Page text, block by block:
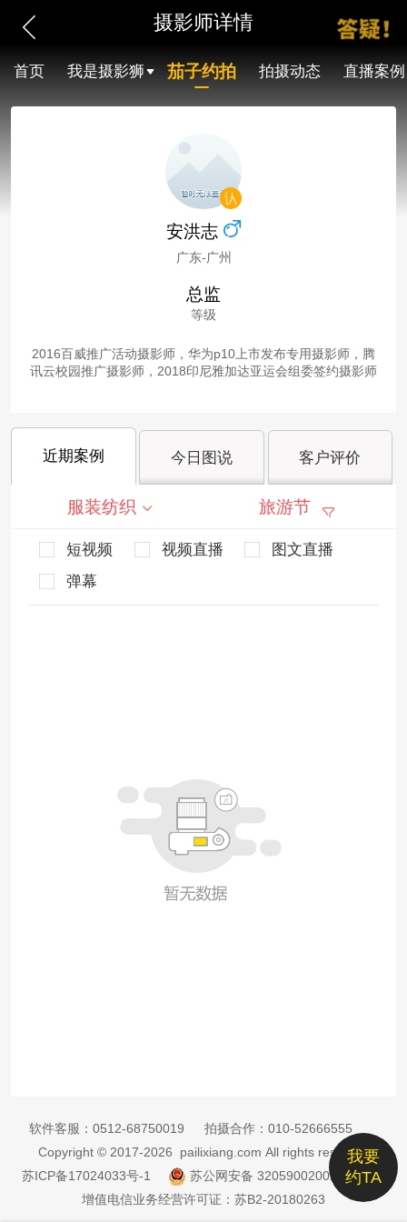
摄影师详情
首页 我是摄影狮 茄子约拍 拍摄动态 直播案例
安洪志
广东-广州
总监
等级
2016百威推广活动摄影师，华为p10上市发布专用摄影师，腾
讯云校园推广摄影师，2018印尼雅加达亚运会组委签约摄影师
近期案例 今日图说 客户评价
服装纺织 旅游节
短视频 视频直播
图文直播
弹幕
我要
约TA
软件客服： 0512-68750019 拍摄合作： 010-52666555
Copyright © 2017-2026 pailixiang.com All rights reserved
苏ICP备17024033号-1
苏公网安备 32059002002885号
增值电信业务经营许可证：苏B2-20180263